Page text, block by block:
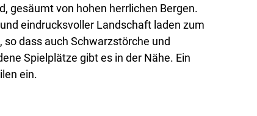
gesäumt von hohen herrlichen Bergen.
eindrucksvoller Landschaft laden zum
so dass auch Schwarzstörche und
Spielplätze gibt es in der Nähe. Ein
ein.